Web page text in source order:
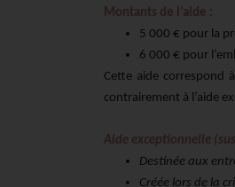
Montants de l’aide :
5 000 € pour la
6 000 € pour
Cette aide correspond
contrairement à l’aide
Aide exceptionnelle
Destinée aux
Créée lors de la